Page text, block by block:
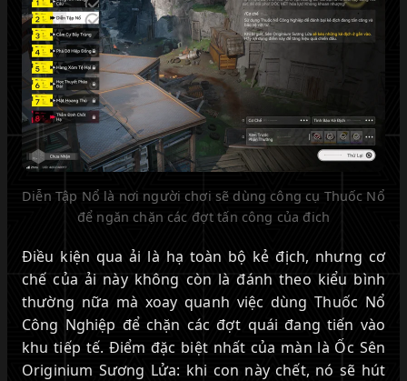
Diễn Tập Nổ là nơi người chơi sẽ dùng công cụ Thuốc Nổ
để ngăn chặn các đợt tấn công của đich
Điều kiện qua ải là hạ toàn bộ kẻ địch, nhưng cơ
chế của ải này không còn là đánh theo kiểu bình
thường nữa mà xoay quanh việc dùng Thuốc Nổ
Công Nghiệp để chặn các đợt quái đang tiến vào
khu tiếp tế. Điểm đặc biệt nhất của màn là Ốc Sên
Originium Sương Lửa: khi con này chết, nó sẽ hút